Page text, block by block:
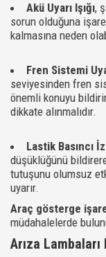
Akü Uyarı Işığı,
sorun olduğuna
kalmasına neden
Fren Sistemi
seviyesinden fren
önemli konuyu
dikkate alınmalıdır.
Lastik Basıncı
düşüklüğünü
tutuşunu olumsuz
uyarır.
Araç gösterge
müdahalelerde
Arıza Lambaları